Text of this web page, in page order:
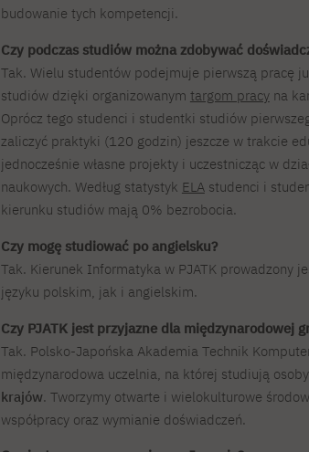
budowanie tych kompetencji.
Czy podczas studiów można zdobywać
Tak. Wielu studentów podejmuje pierwszą pracę
studiów dzięki organizowanym targom pracyna
Oprócz tego studenci i studentki studiów
zaliczyć praktyki (120 godzin) jeszcze w trakcie
jednocześnie własne projekty i uczestnicząc w
naukowych. Według statystyk ELA studenci i
kierunku studiów mają 0% bezrobocia.
Czy mogę studiować po angielsku?
Tak. Kierunek Informatyka w PJATK prowadzony
języku polskim, jak i angielskim.
Czy PJATK jest przyjazne dla międzynarodowej
Tak. Polsko-Japońska Akademia Technik
międzynarodowa uczelnia, na której studiują
krajów. Tworzymy otwarte i wielokulturowe
współpracy oraz wymianie doświadczeń.